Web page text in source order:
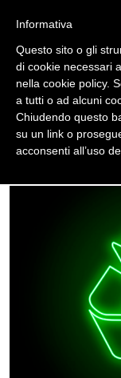
Home News
Informativa
Questo sito o gli
di cookie necessari
nella cookie policy.
a tutti o ad alcuni
Chiudendo questo
su un link o
acconsenti all’uso